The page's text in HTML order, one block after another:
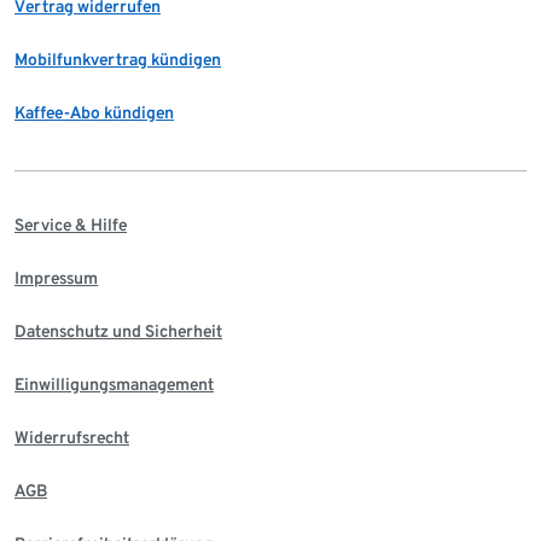
Vertrag widerrufen
Mobilfunkvertrag kündigen
Kaffee-Abo kündigen
Service & Hilfe
Impressum
Datenschutz und Sicherheit
Einwilligungsmanagement
Widerrufsrecht
AGB